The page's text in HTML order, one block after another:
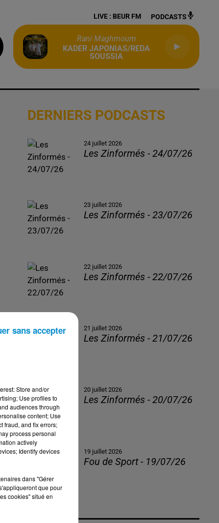
LIVE : BEUR FM PODCASTS
Rani Maghmoum
KADER JAPONIAS/REDA
SOUSSIA
DERNIERS PODCASTS
24 juillet 2026
Les Zinformés - 24/07/26
23 juillet 2026
Les Zinformés - 23/07/26
22 juillet 2026
Les Zinformés - 22/07/26
21 juillet 2026
Les Zinformés - 21/07/26
20 juillet 2026
Les Zinformés - 20/07/26
19 juillet 2026
Fou de Sport - 19/07/26
Store and/or
Use profiles to
audiences through
content; Use
fraud, and fix errors;
process personal
actively
Identify devices
dans "Gérer
que pour
cookies" situé en
sans accepter